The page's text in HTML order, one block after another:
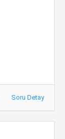
Soru Detay